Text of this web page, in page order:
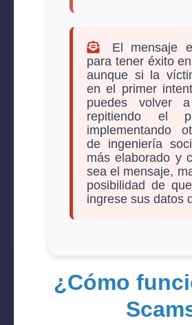
El mensaje
para tener éxito
aunque si la
en el primer
puedes volver
repitiendo el
implementando
de ingeniería
más elaborado y
sea el mensaje,
posibilidad de
ingrese sus datos
¿Cómo